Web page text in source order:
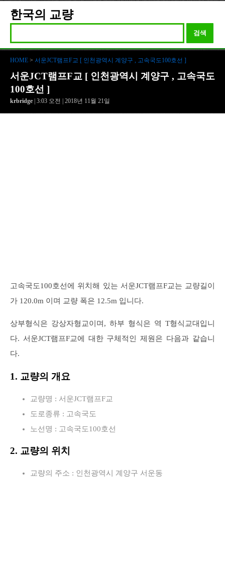
한국의 교량
검색
HOME > 서운JCT램프F교 [ 인천광역시 계양구 , 고속국도100호선 ]
서운JCT램프F교 [ 인천광역시 계양구 , 고속국도
100호선 ]
krbridge | 3:03 오전 | 2018년 11월 21일
고속국도100호선에 위치해 있는 서운JCT램프F교는 교량길이
가 120.0m 이며 교량 폭은 12.5m 입니다.
상부형식은 강상자형교이며, 하부 형식은 역 T형식교대입니
다. 서운JCT램프F교에 대한 구체적인 제원은 다음과 같습니
다.
1. 교량의 개요
교량명 : 서운JCT램프F교
도로종류 : 고속국도
노선명 : 고속국도100호선
2. 교량의 위치
교량의 주소 : 인천광역시 계양구 서운동